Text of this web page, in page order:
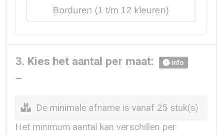
Borduren
3. Kies het aantal per maat: info
De minimale afname is vanaf 25 stuk(s)
Het minimum aantal kan verschillen per